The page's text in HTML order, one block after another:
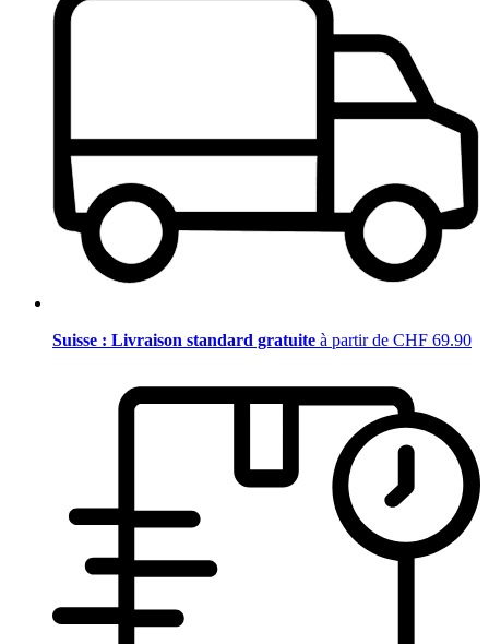
Suisse : Livraison standard gratuite à partir de CHF 69.90